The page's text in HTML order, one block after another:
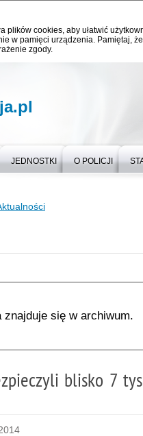
plików cookies, aby ułatwić
w pamięci urządzenia. Pamiętaj,
zgody.
JEDNOSTKI O POLICJI
znajduje się w archiwum.
blisko 7